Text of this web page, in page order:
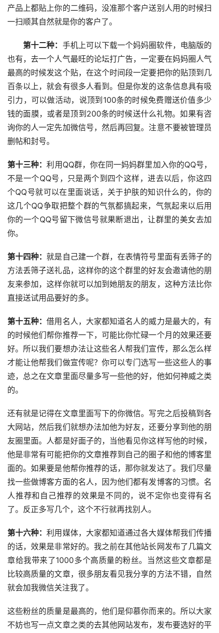
产品上都贴上你的二维码，没准那个客户送别人用的时候扫
一扫顺其自然就是你的客户了。
第十二种： 手机上可以下载一个妈妈圈软件，电脑版的
也有，去一个人气最旺的论坛打广告，一定要在妈妈圈人气
最高的时候发这个贴，在这个时间段一定要把你的贴顶到几
百条以上，就会有很多人看到。但是你发的这条信息具有吸
引力，可以做活动，说顶到100条的时候免费赠送价值多少
钱的面膜，或者是顶到200条的时候送什么礼物。如果有咨
询你的人一定先加微信号，然后再回复。注意不要被管理员
删帖和封号。
第十三种：利用QQ群，你在同一妈妈群里加入你的QQ号，
不是一个QQ号，只是两个到四个这样，进去以后，你这四
个QQ号就可以在里面说话，关于护肤的知识什么的，你的
这几个QQ争取把整个群的气氛都搞起来，气氛起来以后用
你的一个QQ号留下微信号就果断退出，让群里的美女去加
你。
第十四种：就是自己建一个群，在表情符号里面有丢筛子的
方法丢筛子送礼品，这样你的这个群里的好友会邀请他的朋
友来参加，这样你就可以加到她朋友的朋友，这种方法比你
直接送试用品要好的多。
第十五种：借用名人，大家都知道名人的威力是最大的，有
的时候他们帮你推荐一下，可能比你忙碌一个月的效果还要
好。所以我们要想办法让这些名人帮我们宣传，那么怎么样
才能让他帮我们做宣传呢？你可以专门选写一些这些人的事
迹，总之在文章里面尽量多写一些他的好，他如何神威之类
的。
还有就是记得在文章里面写下的你微信。写完之后投稿到各
大网站，然后我们就想办法加他为好友，还要分享到他的朋
友圈里面。人都是好面子的，当他看见你这样写他的时候，
他是非常有可能把你的文章推荐到自己的圈子和他的博客里
面的。如果要是他帮你推荐的话，那你就发达了。我们尽量
找一些做博客方面的名人，因为他们都有发博客的习惯。名
人推荐和自己推荐的效果是不同的，说不定你也变得有名
了。反正多写几个，这个不行就再找别人。
第十六种：利用媒体，大家都知道通过各大媒体帮我们传播
的话，效果是非常好的。我之前在其他站长网发布了几篇文
章给我带来了1000多个高质量的粉丝。当然这些文章都是
比较高质量的文章，很多朋友看见我分享的方法不错，自然
就会加我微信关注我了。
这些粉丝的质量是最高的，他们是仰慕你而来的。所以大家
不妨也写一点文章之类的去其他网站发布，发布要选好的平